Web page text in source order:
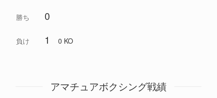
勝ち 0
負け 1 0 KO
アマチュアボクシング戦績